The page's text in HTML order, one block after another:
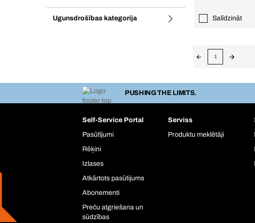
Ugunsdrošības kategorija Salīdzināt
1
PUSHING THE LIMITS.
Self-Service Portal
Pasūtījumi
Rēķini
Izlases
Atkārtots pasūtijums
Abonementi
Preču atgriešana un
sūdzības
Serviss
Produktu meklētāji